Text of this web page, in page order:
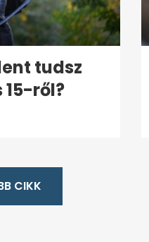
tudsz
ről?
CIKK